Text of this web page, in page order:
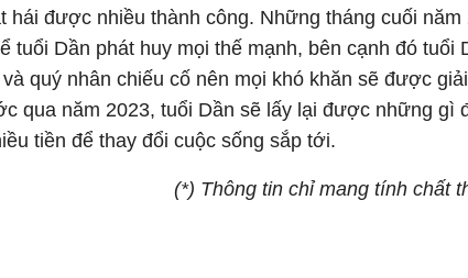
hái được nhiều thành công. Những tháng cuối năm
tuổi Dần phát huy mọi thế mạnh, bên cạnh đó tuổi
quý nhân chiếu cố nên mọi khó khăn sẽ được
qua năm 2023, tuổi Dần sẽ lấy lại được những gì
tiền để thay đổi cuộc sống sắp tới.
(*) Thông tin chỉ mang tính chất